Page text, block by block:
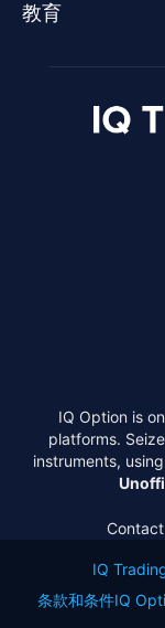
教育
IQ Option is
platforms.
instruments,
IQ
条款和条件IQ